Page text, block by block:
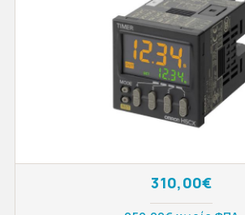
310,00€